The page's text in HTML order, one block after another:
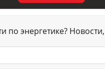
по энергетике?